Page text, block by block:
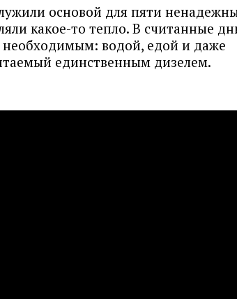
основой для пяти
какое-то тепло. В считанные
необходимым: водой, едой и даже
единственным дизелем.